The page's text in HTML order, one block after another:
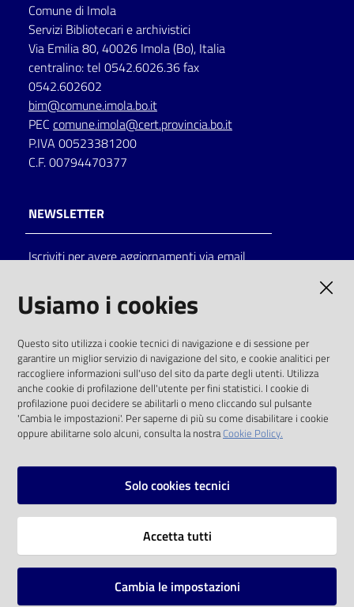
Seguici
su
on line
Eventi
Chiedi al
bibliotecario
Avvisi
Comune di Imola
Servizi Bibliotecari e archivistici
Via Emilia 80, 40026 Imola (Bo), Italia
centralino: tel 0542.6026.36 fax
0542.602602
bim@comune.imola.bo.it
PEC comune.imola@cert.provincia.bo.it
P.IVA 00523381200
C.F. 00794470377
NEWSLETTER
Iscriviti per avere aggiornamenti via email
solo alle condizioni previste dalla direttiva
comunitaria 2003/98/CE e dal d.lgs. 36/2006
SOCIAL
Instagram
Vai alla pagina
Usiamo i cookies
Questo sito utilizza i cookie tecnici di navigazione e di sessione per
garantire un miglior servizio di navigazione del sito, e cookie analitici per
raccogliere informazioni sull'uso del sito da parte degli utenti. Utilizza
anche cookie di profilazione dell'utente per fini statistici. I cookie di
profilazione puoi decidere se abilitarli o meno cliccando sul pulsante
'Cambia le impostazioni'. Per saperne di più su come disabilitare i cookie
oppure abilitarne solo alcuni, consulta la nostraCookie Policy.
Solo cookies tecnici
Accetta tutti
Cambia le impostazioni